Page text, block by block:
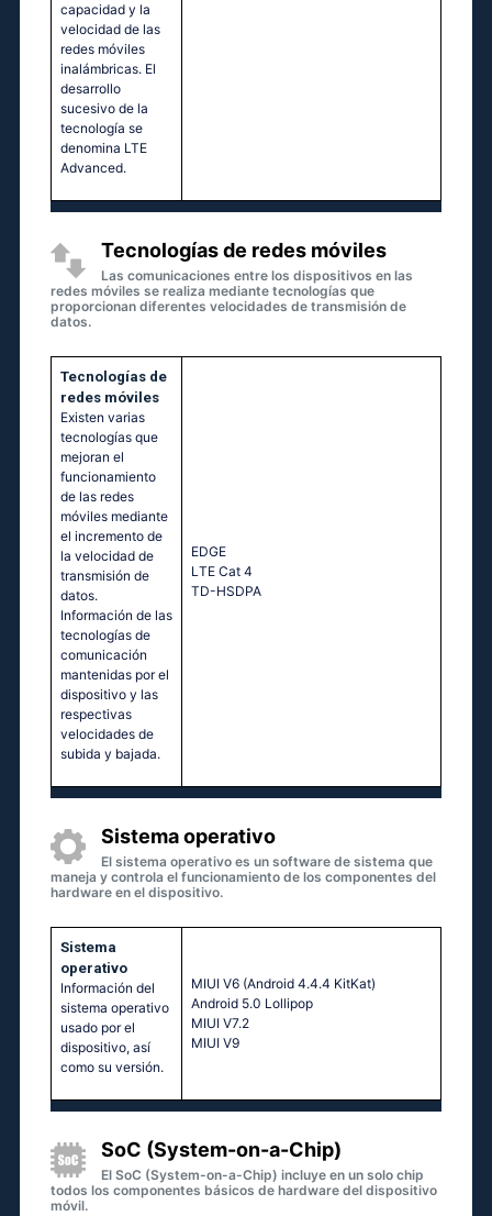
capacidad y la
velocidad de las
redes móviles
inalámbricas. El
desarrollo
sucesivo de la
tecnología se
denomina LTE
Advanced.
Tecnologías de redes móviles
Las comunicaciones entre los dispositivos en las
redes móviles se realiza mediante tecnologías que
proporcionan diferentes velocidades de transmisión de
datos.
Tecnologías de
redes móviles
Existen varias
tecnologías que
mejoran el
funcionamiento
de las redes
móviles mediante
el incremento de
la velocidad de
transmisión de
datos.
Información de las
tecnologías de
comunicación
mantenidas por el
dispositivo y las
respectivas
velocidades de
subida y bajada.
ЕDGЕ
LТЕ Саt 4
ТD-НSDРА
Sistema operativo
El sistema operativo es un software de sistema que
maneja y controla el funcionamiento de los componentes del
hardware en el dispositivo.
Sistema
operativo
Información del
sistema operativo
usado por el
dispositivo, así
como su versión.
МΙUΙ V6 (Аndrоid 4.4.4 ΚitΚаt)
Аndrоid 5.0 Lоlliрор
МΙUΙ V7.2
МΙUΙ V9
SoC (System-on-a-Chip)
El SoC (System-on-a-Chip) incluye en un solo chip
todos los componentes básicos de hardware del dispositivo
móvil.